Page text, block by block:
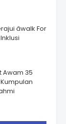
âwalk For
Awam 35